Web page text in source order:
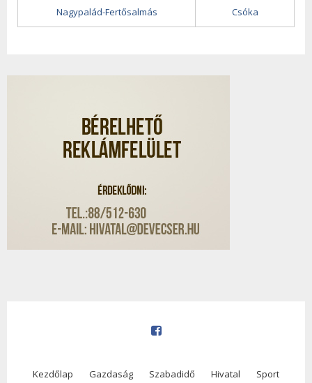
Nagypalád-Fertősalmás Csóka
Kezdőlap Gazdaság Szabadidő Hivatal
Sport